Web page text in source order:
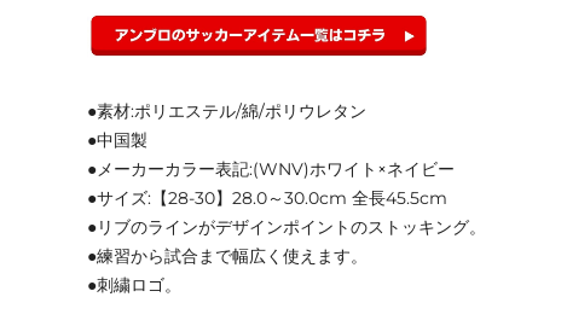
●素材:ポリエステル/綿/ポリウレタン
●中国製
●メーカーカラー表記:(WNV)ホワイト×ネイビー
●サイズ:【28-30】28.0～30.0cm 全長45.5cm
●リブのラインがデザインポイントのストッキング。
●練習から試合まで幅広く使えます。
●刺繍ロゴ。